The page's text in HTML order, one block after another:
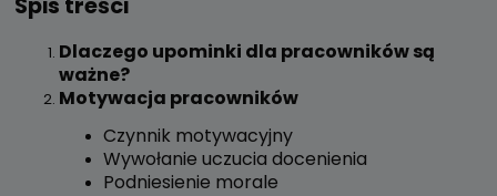
Spis treści
Dlaczego upominki dla pracowników są
ważne?
Motywacja pracowników
Czynnik motywacyjny
Wywołanie uczucia docenienia
Podniesienie morale